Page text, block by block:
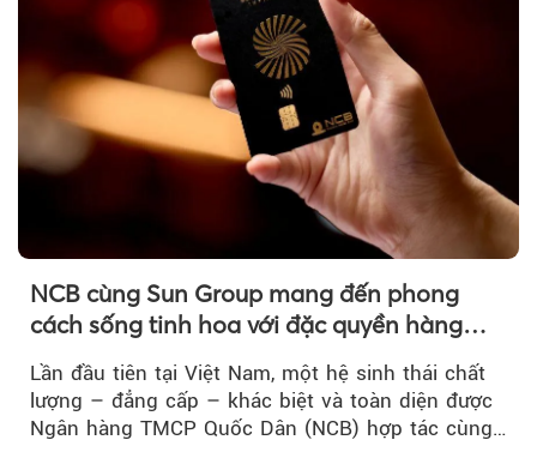
NCB cùng Sun Group mang đến phong
cách sống tinh hoa với đặc quyền hàng
Lần đầu tiên tại Việt Nam, một hệ sinh thái chất
lượng – đẳng cấp – khác biệt và toàn diện được
Ngân hàng TMCP Quốc Dân (NCB) hợp tác cùng